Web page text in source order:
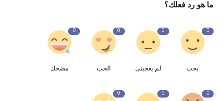
ما هو رد فعلك؟
0
يحب
0
لم يعجبنى
0
الحب
0
مضحك
0
0
0